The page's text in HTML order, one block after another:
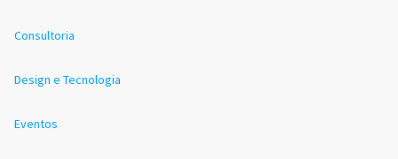
Consultoria
Design e Tecnologia
Eventos